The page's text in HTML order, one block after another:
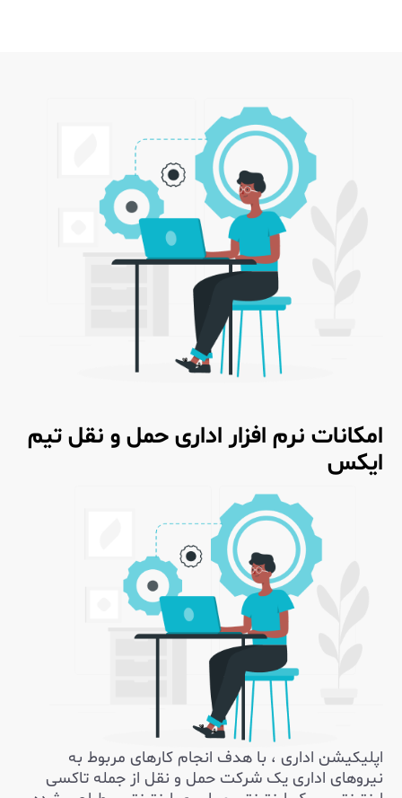
امکانات نرم افزار اداری حمل و نقل تیم
ایکس
اپلیکیشن اداری ، با هدف انجام کارهای مربوط به
نیروهای اداری یک شرکت حمل و نقل از جمله تاکسی